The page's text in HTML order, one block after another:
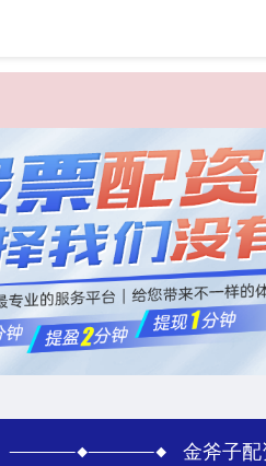
金斧子配